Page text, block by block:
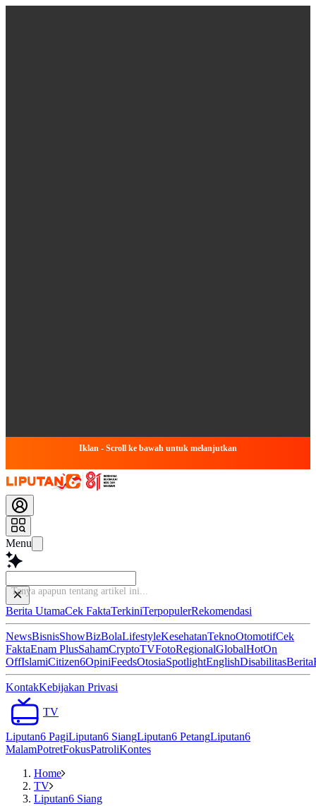
Iklan - Scroll ke bawah untuk melanjutkan
Menu
Tanya apapun
Berita UtamaCek FaktaTerkiniTerpopulerRekomendasi
NewsBisnisShowBizBolaLifestyleKesehatanTeknoOtomotifCek
FaktaEnam PlusSahamCryptoTVFotoRegionalGlobalHotOn
OffIslamiCitizen6OpiniFeedsOtosiaSpotlightEnglishDisabilitasBerita
KontakKebijakan Privasi
TV
Liputan6 PagiLiputan6 SiangLiputan6 PetangLiputan6
MalamPotretFokusPatroliKontes
Home
TV
Liputan6 Siang